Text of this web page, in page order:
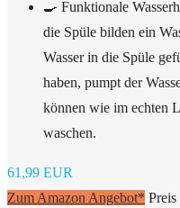
🍳 Funktionale
die Spüle bilden ein
Wasser in die Spüle
haben, pumpt der
können wie im echten
waschen.
61,99 EUR
Zum Amazon Angebot*